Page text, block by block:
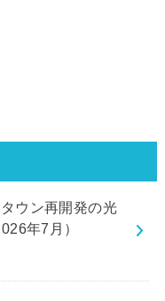
ウン再開発の光
年7月）